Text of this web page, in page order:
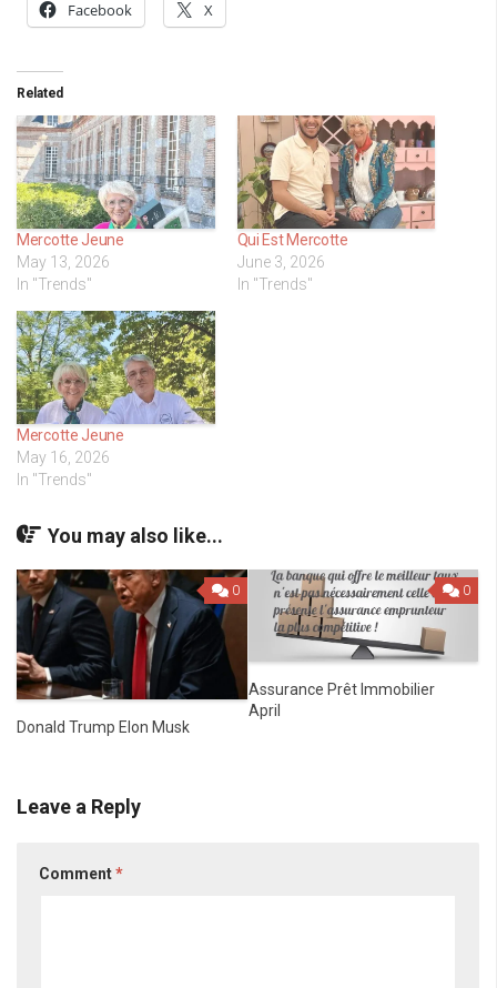
Facebook X
Related
Mercotte Jeune
May 13, 2026
In "Trends"
Qui Est Mercotte
June 3, 2026
In "Trends"
Mercotte Jeune
May 16, 2026
In "Trends"
You may also like...
0
Donald Trump Elon Musk
0
Assurance Prêt Immobilier
April
Leave a Reply
Comment*